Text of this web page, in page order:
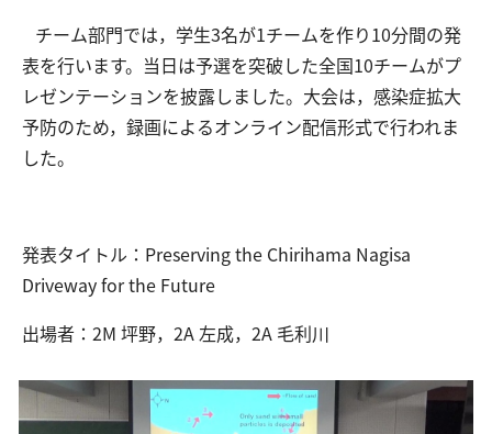
中学生の方 在学生の方
保護者の方 卒業生の方 地域・企業の方
チーム部門では，学生3名が1チームを作り10分間の発
表を行います。当日は予選を突破した全国10チームがプ
レゼンテーションを披露しました。大会は，感染症拡大
予防のため，録画によるオンライン配信形式で行われま
した。
発表タイトル：Preserving the Chirihama Nagisa
Driveway for the Future
出場者：2M 坪野，2A 左成，2A 毛利川